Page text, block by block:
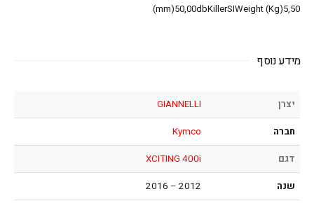
(mm)50,00dbKillerSIWeight (Kg)5,50
מידע נוסף
יצרן
GIANNELLI
חברה
Kymco
דגם
XCITING 400i
שנה
2012 – 2016